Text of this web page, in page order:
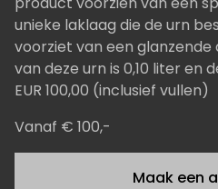
unieke laklaag die de urn
voorziet van een glanzende
van deze urn is 0,10 liter en
EUR 100,00 (inclusief vullen)
Vanaf € 100,-
Maak een